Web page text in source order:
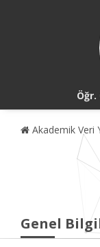
Öğr.
Akademik Veri
Genel